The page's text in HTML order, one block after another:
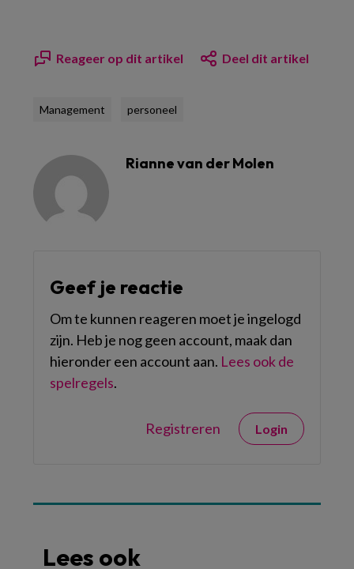
Reageer op dit artikel Deel dit artikel
Management personeel
Rianne van der Molen
Geef je reactie
Om te kunnen reageren moet je ingelogd
zijn. Heb je nog geen account, maak dan
hieronder een account aan. Lees ook de
spelregels.
Registreren Login
Lees ook